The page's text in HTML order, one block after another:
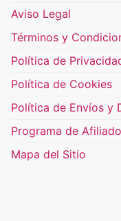
Aviso Legal
Términos y
Política de
Política de Cookies
Política de Envíos y
Programa de
Mapa del Sitio